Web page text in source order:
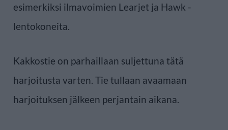
esimerkiksi ilmavoimien Learjet ja Hawk -
lentokoneita.
Kakkostie on parhaillaan suljettuna tätä
harjoitusta varten. Tie tullaan avaamaan
harjoituksen jälkeen perjantain aikana.